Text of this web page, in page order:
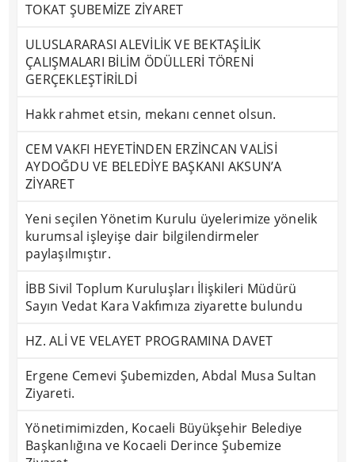
TOKAT ŞUBEMİZE ZİYARET
ULUSLARARASI ALEVİLİK VE BEKTAŞİLİK
ÇALIŞMALARI BİLİM ÖDÜLLERİ TÖRENİ
GERÇEKLEŞTİRİLDİ
Hakk rahmet etsin, mekanı cennet olsun.
CEM VAKFI HEYETİNDEN ERZİNCAN VALİSİ
AYDOĞDU VE BELEDİYE BAŞKANI AKSUN’A
ZİYARET
Yeni seçilen Yönetim Kurulu üyelerimize yönelik
kurumsal işleyişe dair bilgilendirmeler
paylaşılmıştır.
İBB Sivil Toplum Kuruluşları İlişkileri Müdürü
Sayın Vedat Kara Vakfımıza ziyarette bulundu
HZ. ALİ VE VELAYET PROGRAMINA DAVET
Ergene Cemevi Şubemizden, Abdal Musa Sultan
Ziyareti.
Yönetimimizden, Kocaeli Büyükşehir Belediye
Başkanlığına ve Kocaeli Derince Şubemize